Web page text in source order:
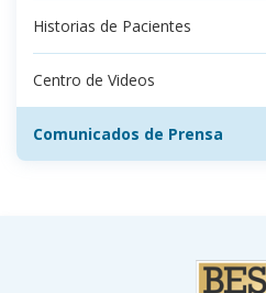
Historias de Pacientes
Centro de Videos
Comunicados de Prensa